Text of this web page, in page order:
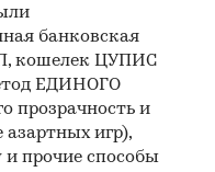
банковская
кошелек ЦУПИС
ЕДИНОГО
прозрачность и
азартных игр),
прочие способы